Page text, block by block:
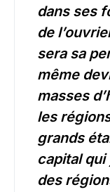
dans ses
de
sera sa
même
masses
les
grands
capital
des